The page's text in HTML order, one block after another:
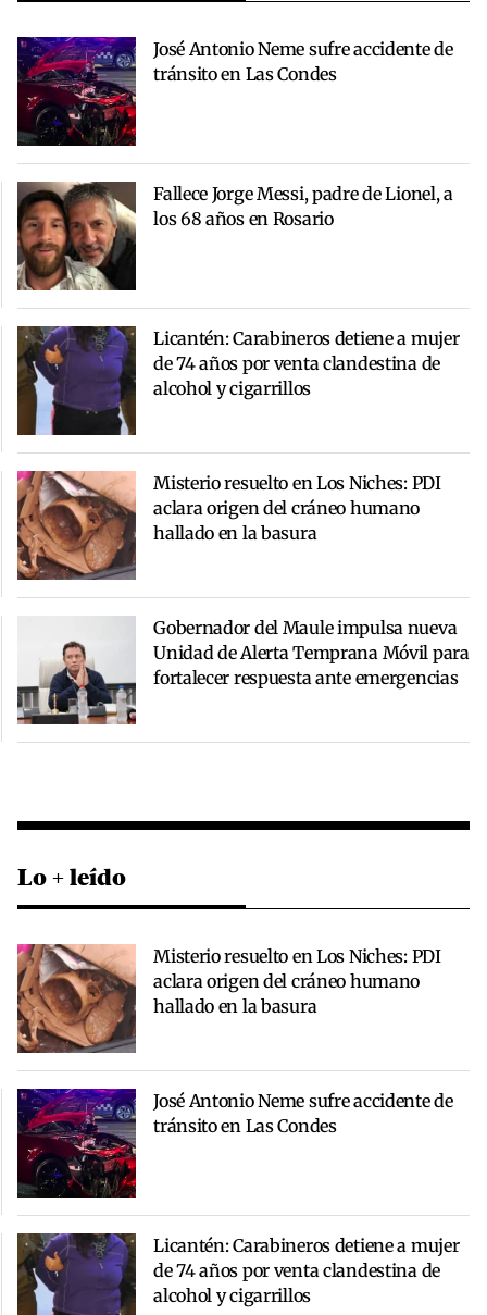
José Antonio Neme sufre accidente de
tránsito en Las Condes
Fallece Jorge Messi, padre de Lionel, a
los 68 años en Rosario
Licantén: Carabineros detiene a mujer
de 74 años por venta clandestina de
alcohol y cigarrillos
Misterio resuelto en Los Niches: PDI
aclara origen del cráneo humano
hallado en la basura
Gobernador del Maule impulsa nueva
Unidad de Alerta Temprana Móvil para
fortalecer respuesta ante emergencias
Lo + leído
Misterio resuelto en Los Niches: PDI
aclara origen del cráneo humano
hallado en la basura
José Antonio Neme sufre accidente de
tránsito en Las Condes
Licantén: Carabineros detiene a mujer
de 74 años por venta clandestina de
alcohol y cigarrillos